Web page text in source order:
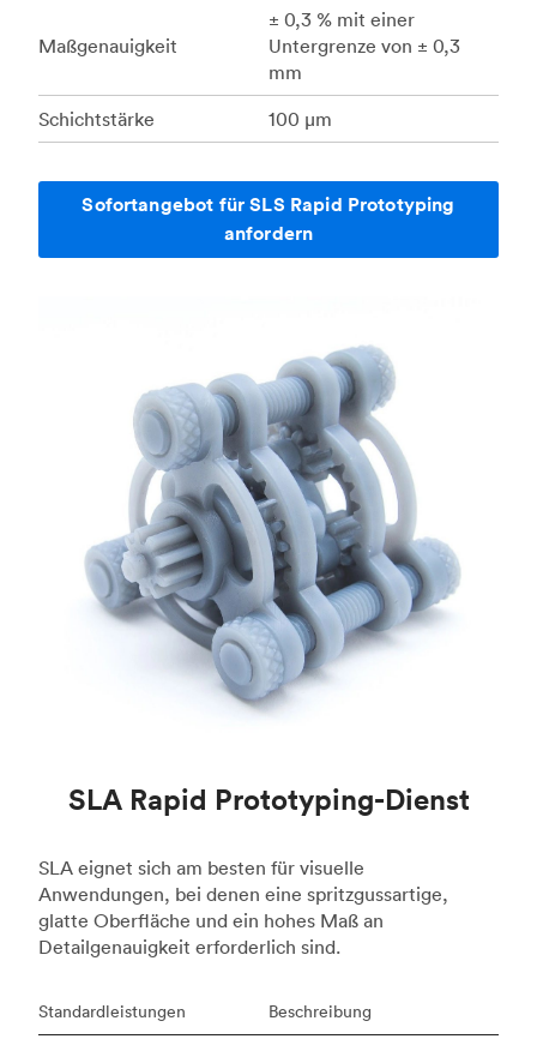
Maßgenauigkeit
± 0,3 % mit einer
Untergrenze von ± 0,3
mm
Schichtstärke
100 μm
Sofortangebot für SLS Rapid Prototyping
anfordern
SLA Rapid Prototyping-Dienst
SLA eignet sich am besten für visuelle
Anwendungen, bei denen eine spritzgussartige,
glatte Oberfläche und ein hohes Maß an
Detailgenauigkeit erforderlich sind.
Standardleistungen Beschreibung